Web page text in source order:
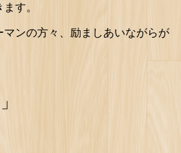
す。
マンの方々、励ましあいながらが